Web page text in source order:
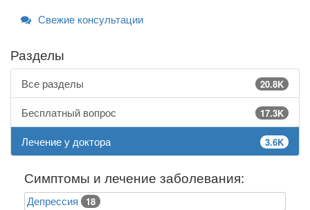
Свежие консультации
Разделы
Все разделы 20.8K
Бесплатный вопрос 17.3K
Лечение у доктора 3.6K
Симптомы и лечение заболевания:
Депрессия 18